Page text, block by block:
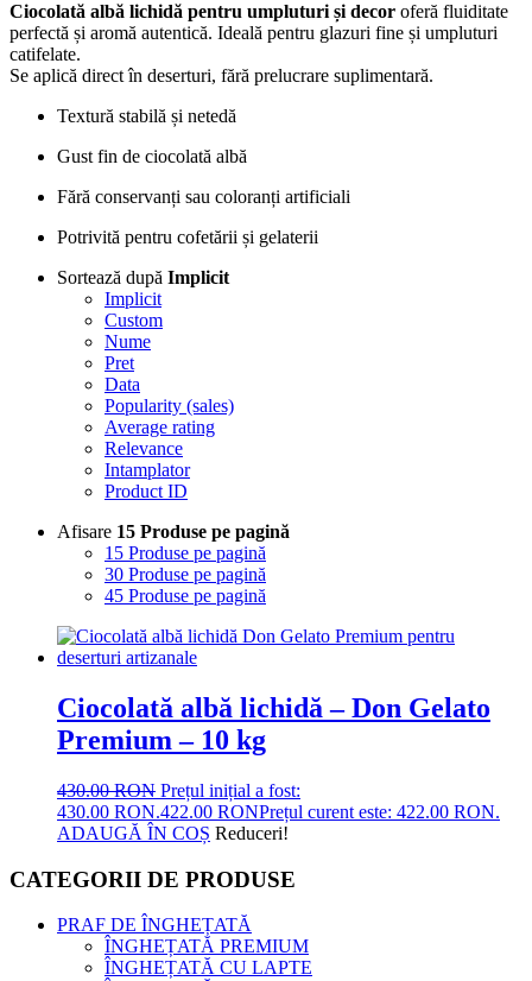
Ciocolată albă lichidă pentru umpluturi și decor oferă fluiditate
perfectă și aromă autentică. Ideală pentru glazuri fine și umpluturi
catifelate.
Se aplică direct în deserturi, fără prelucrare suplimentară.
Textură stabilă și netedă
Gust fin de ciocolată albă
Fără conservanți sau coloranți artificiali
Potrivită pentru cofetării și gelaterii
Sortează după Implicit
Implicit
Custom
Nume
Pret
Data
Popularity (sales)
Average rating
Relevance
Intamplator
Product ID
Afisare 15 Produse pe pagină
15 Produse pe pagină
30 Produse pe pagină
45 Produse pe pagină
Ciocolată albă lichidă – Don Gelato
Premium – 10 kg
430.00RON Prețul inițial a fost:
430.00 RON.422.00 RONPrețul curent este: 422.00 RON.
ADAUGĂ ÎN COȘ Reduceri!
CATEGORII DE PRODUSE
PRAF DE ÎNGHEȚATĂ
ÎNGHEȚATĂ PREMIUM
ÎNGHEȚATĂ CU LAPTE